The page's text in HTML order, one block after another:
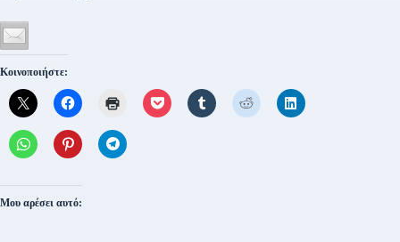
Κοινοποιήστε:
Μου αρέσει αυτό: